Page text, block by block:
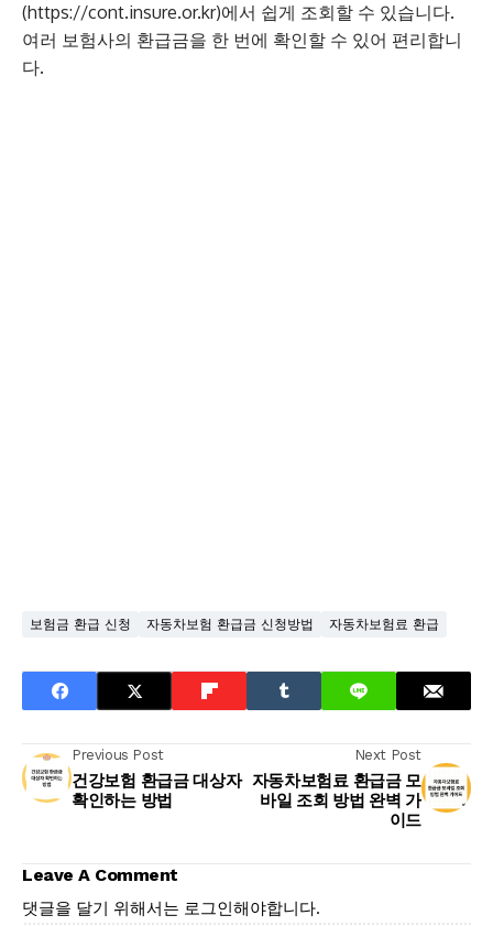
(https://cont.insure.or.kr)에서 쉽게 조회할 수 있습니다.
여러 보험사의 환급금을 한 번에 확인할 수 있어 편리합니
다.
보험금 환급 신청 자동차보험 환급금 신청방법 자동차보험료 환급
Previous Post
건강보험 환급금 대상자
확인하는 방법
Next Post
자동차보험료 환급금 모
바일 조회 방법 완벽 가
이드
Leave A Comment
댓글을 달기 위해서는 로그인해야합니다.